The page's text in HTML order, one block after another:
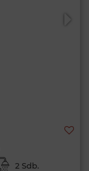
2 Sdb.